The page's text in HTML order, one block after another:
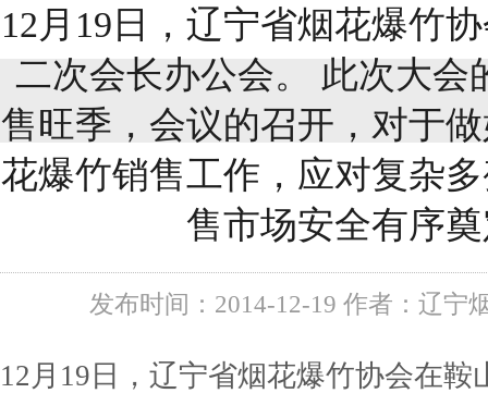
12月19日，辽宁省烟花爆竹
二次会长办公会。 此次大会
售旺季，会议的召开，对于
花爆竹销售工作，应对复杂
售市场安全有序
发布时间：2014-12-19 作者：辽宁
12月19日，辽宁省烟花爆竹协会在